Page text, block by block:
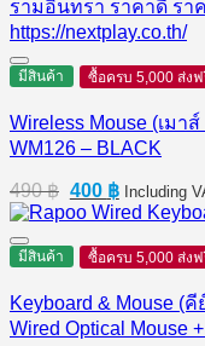
มีสินค้า ซื้อครบ 5,000 ส่งฟ
Wireless Mouse (เมา
WM126 – BLACK
490฿ Original
price
490 ฿.
400 ฿Current
price
400 ฿.
Including
มีสินค้า ซื้อครบ 5,000 ส่งฟ
Keyboard & Mouse (
Wired Optical Mouse